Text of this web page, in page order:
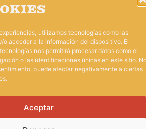
utilizamos tecnologías como las
o acceder a la información del dispositivo. El
nos permitirá procesar datos como el
o las identificaciones únicas en este sitio.
puede afectar negativamente a ciertas
Aceptar